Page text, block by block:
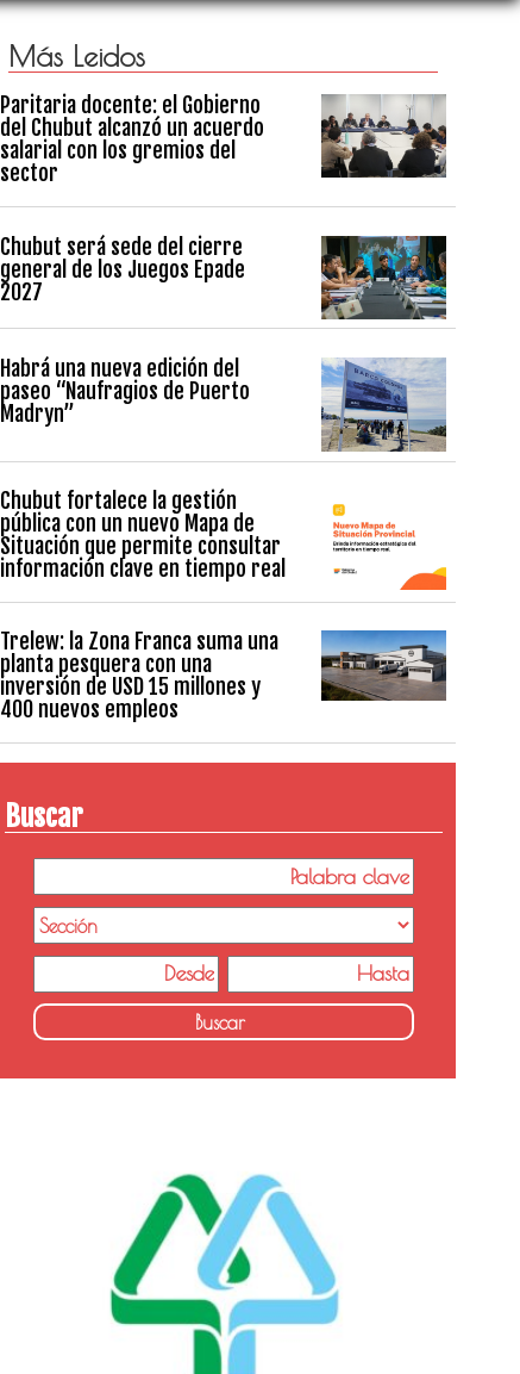
Más Leidos
Paritaria docente: el Gobierno
del Chubut alcanzó un acuerdo
salarial con los gremios del
sector
Chubut será sede del cierre
general de los Juegos Epade
2027
Habrá una nueva edición del
paseo “Naufragios de Puerto
Madryn”
Chubut fortalece la gestión
pública con un nuevo Mapa de
Situación que permite consultar
información clave en tiempo real
Trelew: la Zona Franca suma una
planta pesquera con una
inversión de USD 15 millones y
400 nuevos empleos
Buscar